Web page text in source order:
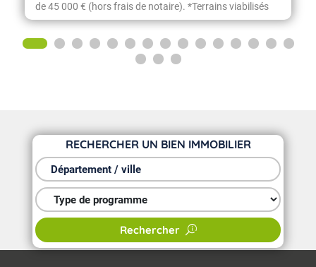
de 45 000 € (hors frais de notaire). *Terrains viabilisés
comprenant EDF, télécom, eau potable, tout-à-l'égout
RECHERCHER UN BIEN IMMOBILIER
Département / ville
Type de programme
Rechercher